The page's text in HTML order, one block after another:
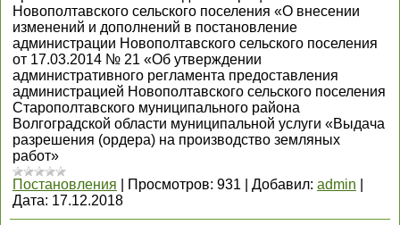
Новополтавского сельского поселения «О внесении
изменений и дополнений в постановление
администрации Новополтавского сельского поселения
от 17.03.2014 № 21 «Об утверждении
административного регламента предоставления
администрацией Новополтавского сельского поселения
Старополтавского муниципального района
Волгоградской области муниципальной услуги «Выдача
разрешения (ордера) на производство земляных
работ»
Постановления
Просмотров: 931 Добавил: admin
Дата: 17.12.2018